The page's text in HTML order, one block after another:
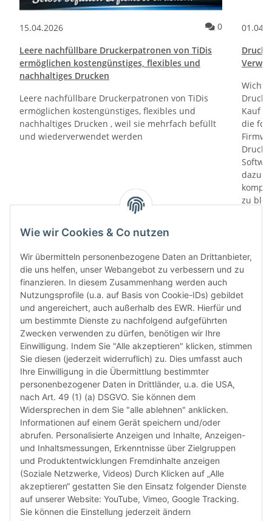
15.04.2026 Kommentare
0
Leere nachfüllbare Druckerpatronen von TiDis
ermöglichen kostengünstiges, flexibles und
nachhaltiges Drucken
Leere nachfüllbare Druckerpatronen von TiDis
ermöglichen kostengünstiges, flexibles und
nachhaltiges Drucken , weil sie mehrfach befüllt
und wiederverwendet werden
Kauf
die
dazu
zu
„6-
das
dass
Wie wir Cookies & Co nutzen
Wir übermitteln personenbezogene Daten an Drittanbieter,
die uns helfen, unser Webangebot zu verbessern und zu
finanzieren. In diesem Zusammenhang werden auch
Nutzungsprofile (u.a. auf Basis von Cookie-IDs) gebildet
und angereichert, auch außerhalb des EWR. Hierfür und
um bestimmte Dienste zu nachfolgend aufgeführten
Zwecken verwenden zu dürfen, benötigen wir Ihre
Einwilligung. Indem Sie "Alle akzeptieren" klicken, stimmen
Sie diesen (jederzeit widerruflich) zu. Dies umfasst auch
Ihre Einwilligung in die Übermittlung bestimmter
personenbezogener Daten in Drittländer, u.a. die USA,
nach Art. 49 (1) (a) DSGVO. Sie können dem
Widersprechen in dem Sie "alle ablehnen" anklicken.
Informationen auf einem Gerät speichern und/oder
abrufen. Personalisierte Anzeigen und Inhalte, Anzeigen-
und Inhaltsmessungen, Erkenntnisse über Zielgruppen
und Produktentwicklungen Fremdinhalte anzeigen
(Soziale Netzwerke, Videos) Durch Klicken auf „Alle
akzeptieren“ gestatten Sie den Einsatz folgender Dienste
auf unserer Website: YouTube, Vimeo, Google Tracking.
Sie können die Einstellung jederzeit ändern